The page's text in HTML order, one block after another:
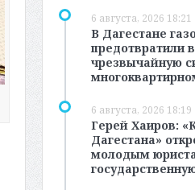
6 августа, 2026 18:21
В Дагестане
предотвратили
чрезвычайную
6 августа, 2026 18:19
Герей Хаиров:
Дагестана»
молодым